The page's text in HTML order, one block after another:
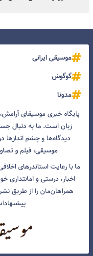
موسیقی ایرانی
گوگوش
مدونا
پایگاه خبری موسیقای
زبان است. ما به دنبال
دیدگاه‌ها و چشم انداز‌ها
موسیقی، فیلم و
ما با رعایت استاندرهای
اخبار، درستی و امانتداری
همراهان‌مان را از طریق